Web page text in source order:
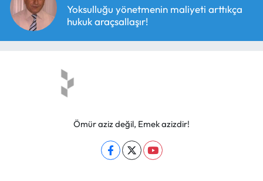
Yoksulluğu yönetmenin maliyeti arttıkça
hukuk araçsallaşır!
Ömür aziz değil, Emek azizdir!